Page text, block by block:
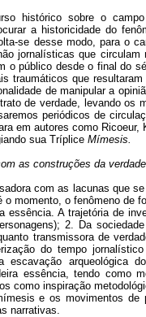
histórico sobre o
a historicidade do
se desse modo, para o
jornalísticas que
público desde o final do
traumáticos que
de manipular a
de verdade, levando
periódicos de
em autores como
sua Tríplice Mímesis.
as construções da
com as lacunas que
momento, o fenômeno de
A trajetória de
2. Da
transmissora de
do tempo
arqueológica
essência, tendo como
como inspiração
e os movimentos de
narrativas.